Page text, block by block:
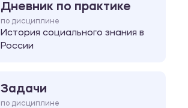
Дневник по практике
по дисциплине
История социального знания в
России
Задачи
по дисциплине